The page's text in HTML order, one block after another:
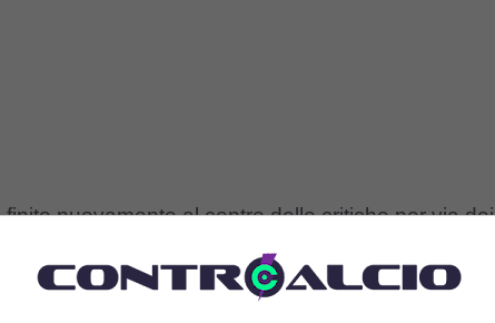
nuovamente al centro delle critiche per via dei
il sogno Scudetto del club di Exor. In
essere positivo? La risposta è sì guardando il